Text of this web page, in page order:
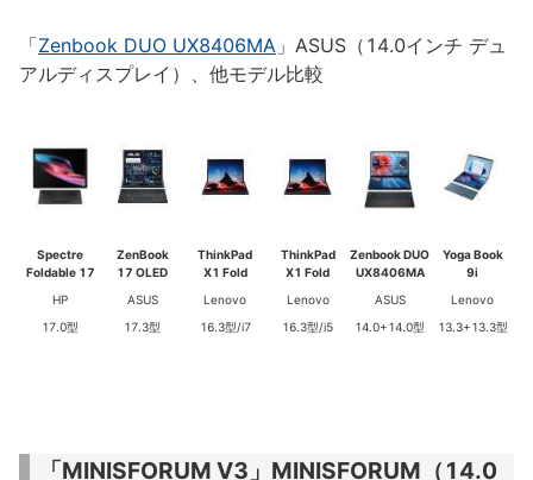
「Zenbook DUO UX8406MA 」ASUS（14.0インチ デュ
アルディスプレイ）、他モデル比較
Spectre
Foldable 17
HP
17.0型
ZenBook
17 OLED
ASUS
17.3型
ThinkPad
X1 Fold
Lenovo
16.3型/i7
ThinkPad
X1 Fold
Lenovo
16.3型/i5
Zenbook DUO
UX8406MA
ASUS
14.0+14.0型
Yoga Book
9i
Lenovo
13.3+13.3型
「MINISFORUM V3」MINISFORUM（14.0